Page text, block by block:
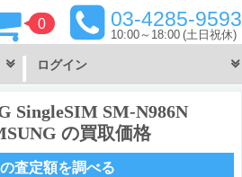
03-4285-9593
10:00～18:00 (土日祝休)
0
ログイン
SingleSIM SM-N986N
の買取価格
査定額を調べる